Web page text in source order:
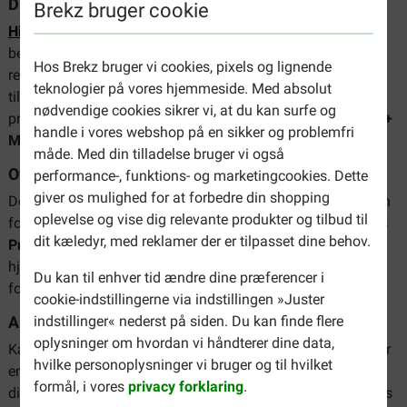
Brekz bruger cookie
Hos Brekz bruger vi cookies, pixels og lignende
teknologier på vores hjemmeside. Med absolut
nødvendige cookies sikrer vi, at du kan surfe og
handle i vores webshop på en sikker og problemfri
måde. Med din tilladelse bruger vi også
performance-, funktions- og marketingcookies. Dette
giver os mulighed for at forbedre din shopping
oplevelse og vise dig relevante produkter og tilbud til
dit kæledyr, med reklamer der er tilpasset dine behov.
Du kan til enhver tid ændre dine præferencer i
cookie-indstillingerne via indstillingen »Juster
indstillinger« nederst på siden. Du kan finde flere
oplysninger om hvordan vi håndterer dine data,
hvilke personoplysninger vi bruger og til hvilket
formål, i voresprivacy forklaring.
Din hunds led
Hill's Prescription Diet J/D hjælper med at forbedre
bevægeligheden af din hunds led. Produktet indeholder den
rette mængde sunde næringsstoffer og Omega-3-fedtsyrer,
til at understøtte leddene. J/D-serien omfatter flere
produkter, herunderReduced Calorie,Minisamt Metabolic +
Mobility.
Overvægt
Det er ikke sundt for din hund at lide af overvægt og det kan
forårsage andre lidelser. Hill's Prescription Diet R/DogHill's
Prescription Diet Metabolicer innovative produkter, der
hjælper din hund med at tabe sig og holde vægten. Dette
foder findes også i en Mini-variant til mindre hunderacer.
Allergi
Kæledyr kan udvise en allergisk reaktion på deres foder eller
en ingrediens fra foderet. Det kan give opkastning eller
diarré. Når du giver foder med kun ét slags protein som Hill's